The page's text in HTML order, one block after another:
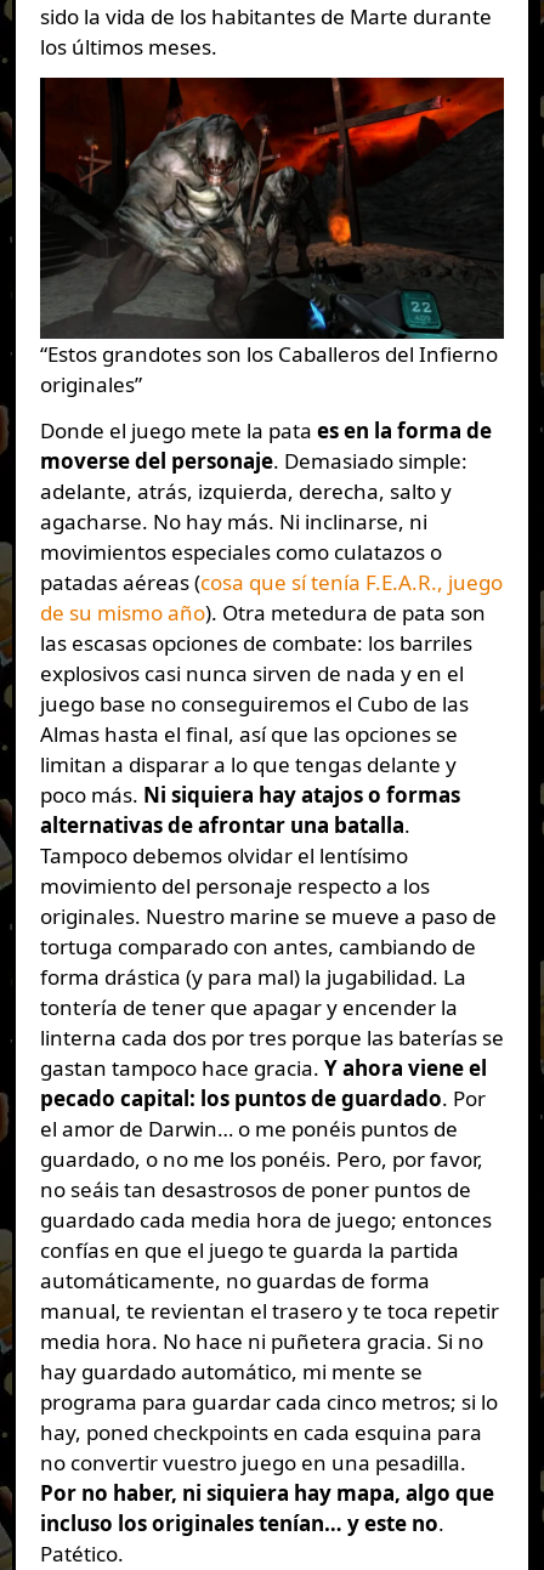
sido la vida de los habitantes de Marte durante
los últimos meses.
“Estos grandotes son los Caballeros del Infierno
originales”
Donde el juego mete la pata es en la forma de
moverse del personaje. Demasiado simple:
adelante, atrás, izquierda, derecha, salto y
agacharse. No hay más. Ni inclinarse, ni
movimientos especiales como culatazos o
patadas aéreas (cosa que sí tenía F.E.A.R., juego
de su mismo año). Otra metedura de pata son
las escasas opciones de combate: los barriles
explosivos casi nunca sirven de nada y en el
juego base no conseguiremos el Cubo de las
Almas hasta el final, así que las opciones se
limitan a disparar a lo que tengas delante y
poco más. Ni siquiera hay atajos o formas
alternativas de afrontar una batalla.
Tampoco debemos olvidar el lentísimo
movimiento del personaje respecto a los
originales. Nuestro marine se mueve a paso de
tortuga comparado con antes, cambiando de
forma drástica (y para mal) la jugabilidad. La
tontería de tener que apagar y encender la
linterna cada dos por tres porque las baterías se
gastan tampoco hace gracia. Y ahora viene el
pecado capital: los puntos de guardado. Por
el amor de Darwin… o me ponéis puntos de
guardado, o no me los ponéis. Pero, por favor,
no seáis tan desastrosos de poner puntos de
guardado cada media hora de juego; entonces
confías en que el juego te guarda la partida
automáticamente, no guardas de forma
manual, te revientan el trasero y te toca repetir
media hora. No hace ni puñetera gracia. Si no
hay guardado automático, mi mente se
programa para guardar cada cinco metros; si lo
hay, poned checkpoints en cada esquina para
no convertir vuestro juego en una pesadilla.
Por no haber, ni siquiera hay mapa, algo que
incluso los originales tenían… y este no.
Patético.